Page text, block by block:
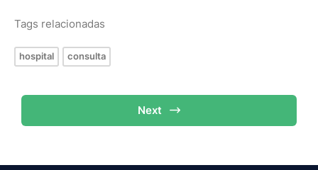
Tags relacionadas
hospital consulta
Next